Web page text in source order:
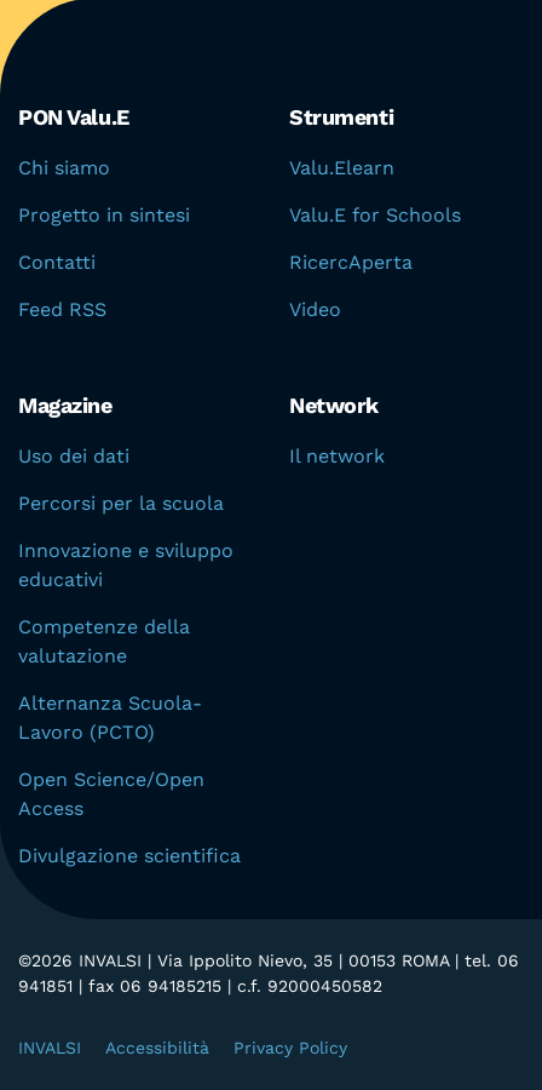
PON Valu.E
Chi siamo
Progetto in sintesi
Contatti
Feed RSS
Strumenti
Valu.Elearn
Valu.E for Schools
RicercAperta
Video
Magazine
Uso dei dati
Percorsi per la scuola
Innovazione e sviluppo
educativi
Competenze della
valutazione
Alternanza Scuola-
Lavoro (PCTO)
Open Science/Open
Access
Divulgazione scientifica
Network
Il network
©2026 INVALSI | Via Ippolito Nievo, 35 | 00153 ROMA | tel. 06
941851 | fax 06 94185215 | c.f. 92000450582
INVALSI Accessibilità Privacy Policy